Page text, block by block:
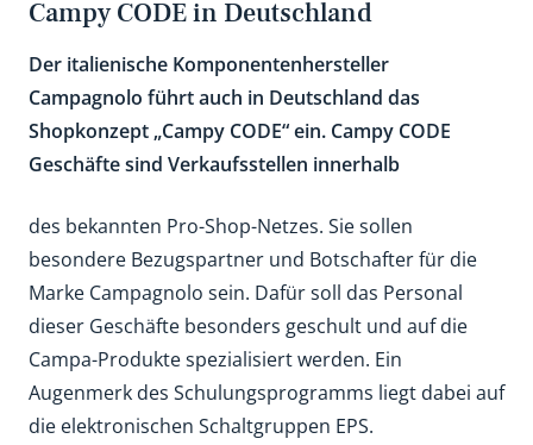
Campy CODE in Deutschland
Der italienische Komponentenhersteller
Campagnolo führt auch in Deutschland das
Shopkonzept „Campy CODE“ ein. Campy CODE
Geschäfte sind Verkaufsstellen innerhalb
des bekannten Pro-Shop-Netzes. Sie sollen
besondere Bezugspartner und Botschafter für die
Marke Campagnolo sein. Dafür soll das Personal
dieser Geschäfte besonders geschult und auf die
Campa-Produkte spezialisiert werden. Ein
Augenmerk des Schulungsprogramms liegt dabei auf
die elektronischen Schaltgruppen EPS.